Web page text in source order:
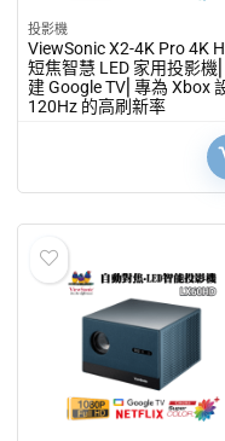
投影機
ViewSonic X2-4K Pro 4K
短焦智慧 LED 家用投影機
建 Google TV⎜專為 Xbox
120Hz 的高刷新率